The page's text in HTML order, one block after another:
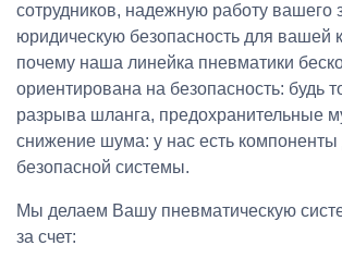
сотрудников, надежную работу вашего
юридическую безопасность для вашей
почему наша линейка пневматики
ориентирована на безопасность: будь
разрыва шланга, предохранительные
снижение шума: у нас есть
безопасной системы.
Мы делаем Вашу пневматическую
за счет: